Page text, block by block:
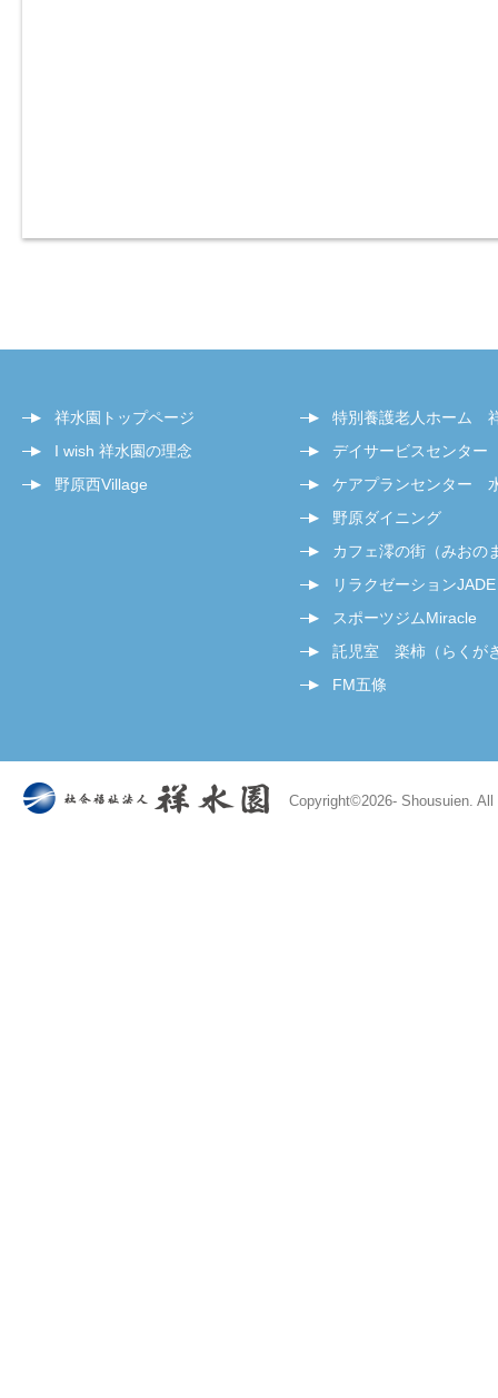
祥水園トップページ
I wish 祥水園の理念
野原西Village
特別養護老人ホーム
デイサービスセンタ
ケアプランセンター
野原ダイニング
カフェ澪の街（みおの
リラクゼーションJADE
スポーツジムMiracle
託児室 楽柿（らくが
FM五條
Copyright©2026- Shousuien.